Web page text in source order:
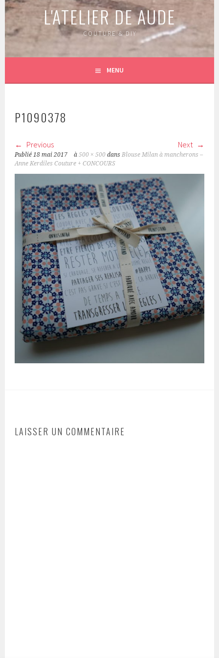
L'ATELIER DE AUDE
COUTURE & DIY
MENU
P1090378
Previous Next
Publié18 mai 2017 à500 × 500 dansBlouse Milan à mancherons –
Anne Kerdiles Couture + CONCOURS
LAISSER UN COMMENTAIRE